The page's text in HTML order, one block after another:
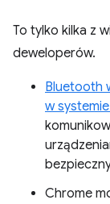
To tylko kilka z
deweloperów.
Bluetooth
w
Chrome